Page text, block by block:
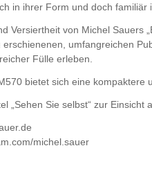
in ihrer Form und doch familiär
Versiertheit von Michel Sauers
erschienenen, umfangreichen
Fülle erleben.
bietet sich eine
„Sehen Sie selbst“ zur Einsicht
michel.sauer